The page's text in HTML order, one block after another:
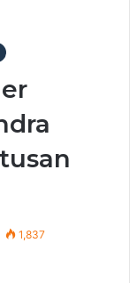
1,837